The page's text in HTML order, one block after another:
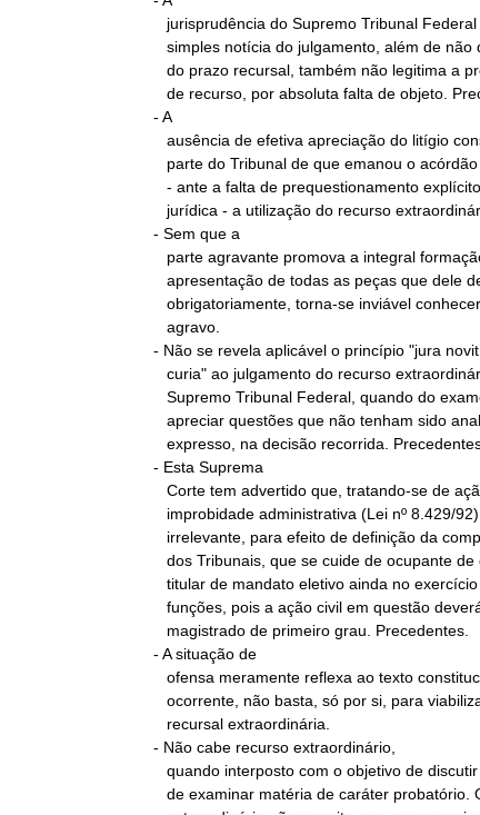
- A
- Sem que a
- Não se revela aplicável o princípio "jura novit
- Esta Suprema
- A situação de
- Não cabe recurso extraordinário,